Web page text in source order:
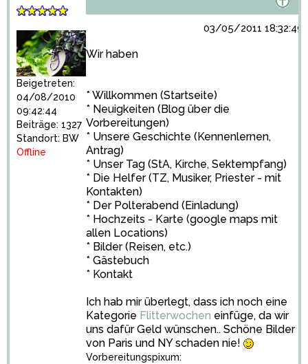
Beigetreten:
04/08/2010
09:42:44
Beiträge: 1327
Standort: BW
Offline
03/05/2011 18:32:49
Wir haben
* Willkommen (Startseite)
* Neuigkeiten (Blog über die
Vorbereitungen)
* Unsere Geschichte (Kennenlernen,
Antrag)
* Unser Tag (StA, Kirche, Sektempfang)
* Die Helfer (TZ, Musiker, Priester - mit
Kontakten)
* Der Polterabend (Einladung)
* Hochzeits - Karte (google maps mit
allen Locations)
* Bilder (Reisen, etc.)
* Gästebuch
* Kontakt
Ich hab mir überlegt, dass ich noch eine
Kategorie Flitterwochen einfüge, da wir
uns dafür Geld wünschen.. Schöne Bilder
von Paris und NY schaden nie!
Vorbereitungspixum: